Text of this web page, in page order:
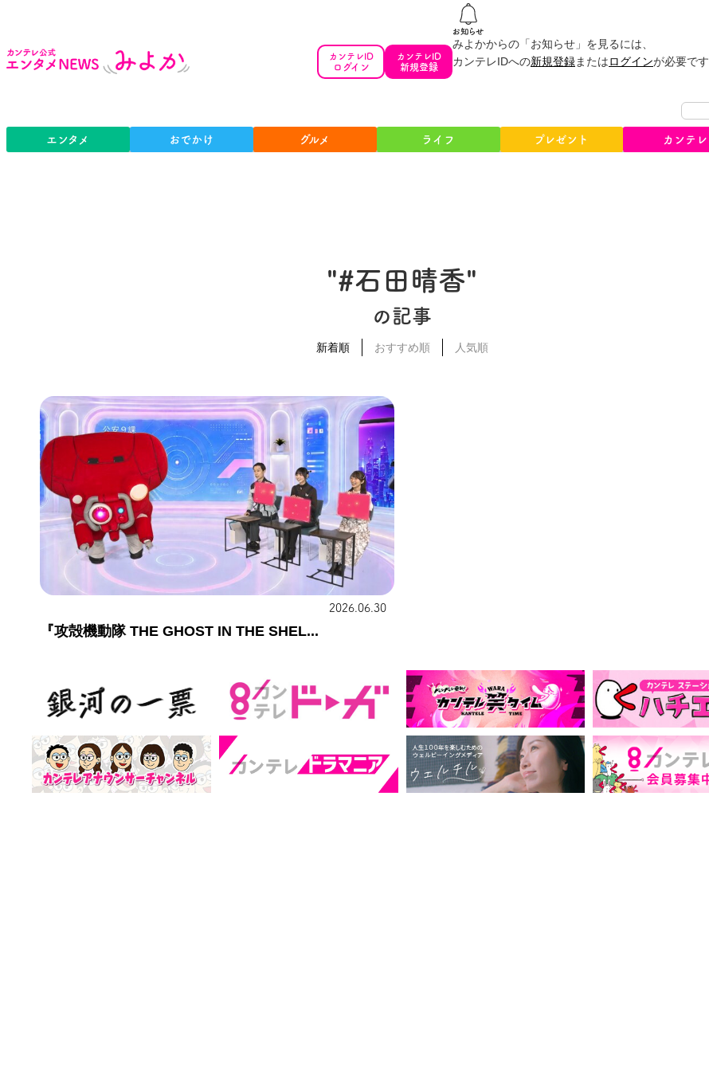
カンテレID
ログイン
カンテレID
新規登録
みよかからの「お知らせ」を見るには、
カンテレIDへの新規登録またはログインが必要です
エンタメ おでかけ グルメ ライフ プレゼント カンテレ
"#石田晴香"
の記事
新着順 おすすめ順 人気順
2026.06.30
『攻殻機動隊 THE GHOST IN THE SHEL...